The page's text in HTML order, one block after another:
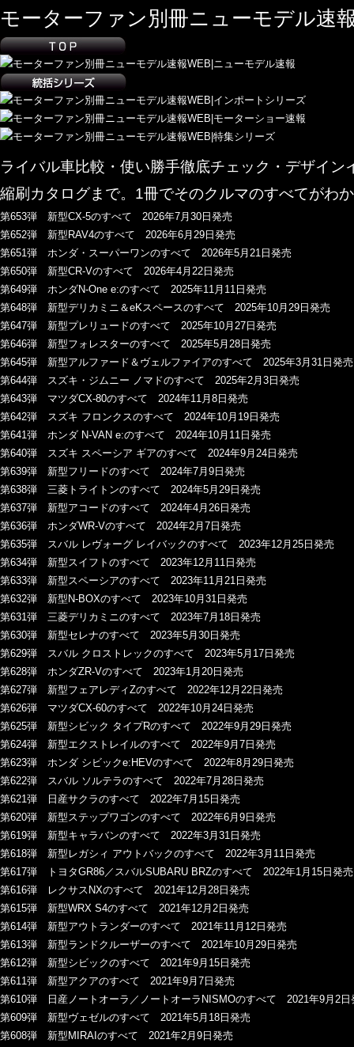
モーターファン別冊ニューモデル速
ライバル車比較・使い勝手徹底チェック・デザイ
縮刷カタログまで。1冊でそのクルマのすべてがわ
第653弾 新型CX-5のすべて 2026年7月30日発売
第652弾 新型RAV4のすべて 2026年6月29日発売
第651弾 ホンダ・スーパーワンのすべて 2026年5月21日発売
第650弾 新型CR-Vのすべて 2026年4月22日発売
第649弾 ホンダN-One e:のすべて 2025年11月11日発売
第648弾 新型デリカミニ＆eKスペースのすべて 2025年10月29日発売
第647弾 新型プレリュードのすべて 2025年10月27日発売
第646弾 新型フォレスターのすべて 2025年5月28日発売
第645弾 新型アルファード＆ヴェルファイアのすべて 2025年3月31日発売
第644弾 スズキ・ジムニー ノマドのすべて 2025年2月3日発売
第643弾 マツダCX-80のすべて 2024年11月8日発売
第642弾 スズキ フロンクスのすべて 2024年10月19日発売
第641弾 ホンダ N-VAN e:のすべて 2024年10月11日発売
第640弾 スズキ スペーシア ギアのすべて 2024年9月24日発売
第639弾 新型フリードのすべて 2024年7月9日発売
第638弾 三菱トライトンのすべて 2024年5月29日発売
第637弾 新型アコードのすべて 2024年4月26日発売
第636弾 ホンダWR-Vのすべて 2024年2月7日発売
第635弾 スバル レヴォーグ レイバックのすべて 2023年12月25日発売
第634弾 新型スイフトのすべて 2023年12月11日発売
第633弾 新型スペーシアのすべて 2023年11月21日発売
第632弾 新型N-BOXのすべて 2023年10月31日発売
第631弾 三菱デリカミニのすべて 2023年7月18日発売
第630弾 新型セレナのすべて 2023年5月30日発売
第629弾 スバル クロストレックのすべて 2023年5月17日発売
第628弾 ホンダZR-Vのすべて 2023年1月20日発売
第627弾 新型フェアレディZのすべて 2022年12月22日発売
第626弾 マツダCX-60のすべて 2022年10月24日発売
第625弾 新型シビック タイプRのすべて 2022年9月29日発売
第624弾 新型エクストレイルのすべて 2022年9月7日発売
第623弾 ホンダ シビックe:HEVのすべて 2022年8月29日発売
第622弾 スバル ソルテラのすべて 2022年7月28日発売
第621弾 日産サクラのすべて 2022年7月15日発売
第620弾 新型ステップワゴンのすべて 2022年6月9日発売
第619弾 新型キャラバンのすべて 2022年3月31日発売
第618弾 新型レガシィ アウトバックのすべて 2022年3月11日発売
第617弾 トヨタGR86／スバルSUBARU BRZのすべて 2022年1月15日発売
第616弾 レクサスNXのすべて 2021年12月28日発売
第615弾 新型WRX S4のすべて 2021年12月2日発売
第614弾 新型アウトランダーのすべて 2021年11月12日発売
第613弾 新型ランドクルーザーのすべて 2021年10月29日発売
第612弾 新型シビックのすべて 2021年9月15日発売
第611弾 新型アクアのすべて 2021年9月7日発売
第610弾 日産ノートオーラ／ノートオーラNISMOのすべて 2021年9月2日
第609弾 新型ヴェゼルのすべて 2021年5月18日発売
第608弾 新型MIRAIのすべて 2021年2月9日発売